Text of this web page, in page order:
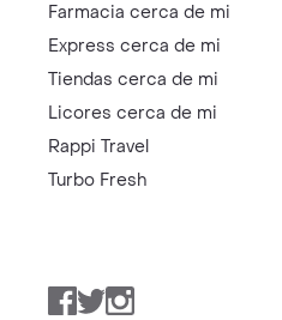
Farmacia cerca de mi
Express cerca de mi
Tiendas cerca de mi
Licores cerca de mi
Rappi Travel
Turbo Fresh
Facebook
TwitterInstagram